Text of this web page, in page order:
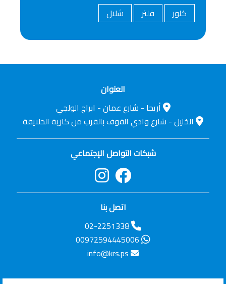
فلتر شلال
أريحا - شارع عمان - ابراج الولجي
الخليل - شارع وادي القوف بالقرب من كازية الحلايقة
شبكات التواصل الإجتماعي
02-2251338